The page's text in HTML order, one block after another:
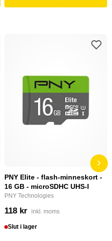
PNY Elite - flash-minneskort -
16 GB - microSDHC UHS-I
PNY Technologies
118 kr inkl. moms
Slut i lager